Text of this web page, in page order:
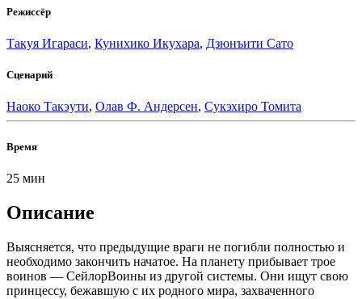
Режиссёр
Такуя Игараси, Кунихико Икухара, Дзюнъити Сато
Сценарий
Наоко Такэути, Олав Ф. Андерсен, Сукэхиро Томита
Время
25 мин
Описание
Выясняется, что предыдущие враги не погибли полностью и
необходимо закончить начатое. На планету прибывает трое
воинов — СейлорВоины из другой системы. Они ищут свою
принцессу, бежавшую с их родного мира, захваченного